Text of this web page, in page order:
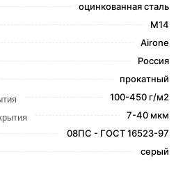
оцинкованная сталь
М14
Airone
Россия
прокатный
100-450 г/м2
7-40 мкм
08ПС - ГОСТ 16523-97
серый